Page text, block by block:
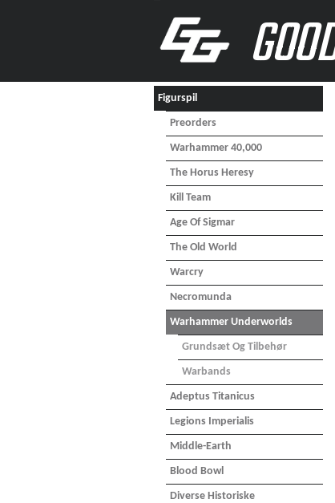
Figurspil
Preorders
Warhammer 40,000
The Horus Heresy
Kill Team
Age Of Sigmar
The Old World
Warcry
Necromunda
Warhammer Underworlds
Grundsæt Og Tilbehør
Warbands
Adeptus Titanicus
Legions Imperialis
Middle-Earth
Blood Bowl
Diverse Historiske